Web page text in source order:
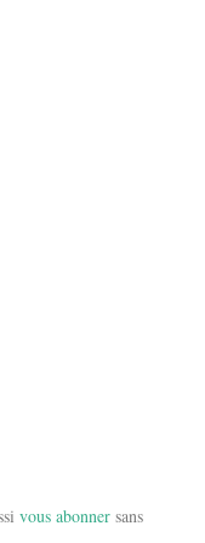
vous abonner sans